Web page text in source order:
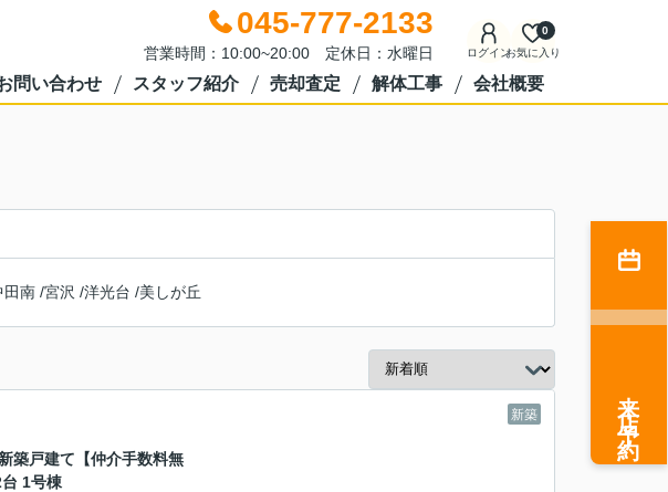
045-777-2133
営業時間：10:00~20:00 定休日：水曜日 ログインお気に入り
0
問い合わせ スタッフ紹介 売却査定 解体工事 会社概要
田南 /宮沢 /洋光台 /美しが丘
新築
築戸建て【仲介手数料無
1号棟
来店予約